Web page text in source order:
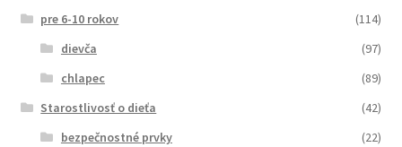
pre 6-10 rokov
(114)
dievča
(97)
chlapec
(89)
Starostlivosť o dieťa
(42)
bezpečnostné prvky
(22)